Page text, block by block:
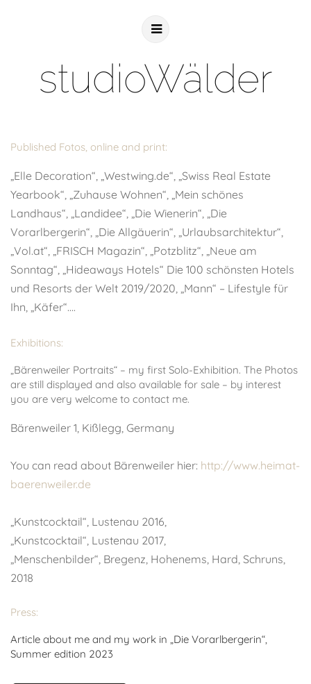
studioWälder
Published Fotos, online and print:
„Elle Decoration“, „Westwing.de“, „Swiss Real Estate
Yearbook“, „Zuhause Wohnen“, „Mein schönes
Landhaus“, „Landidee“, „Die Wienerin“, „Die
Vorarlbergerin“, „Die Allgäuerin“, „Urlaubsarchitektur“,
„Vol.at“, „FRISCH Magazin“, „Potzblitz“, „Neue am
Sonntag“, „Hideaways Hotels“ Die 100 schönsten Hotels
und Resorts der Welt 2019/2020, „Mann“ – Lifestyle für
Ihn, „Käfer“….
Exhibitions:
„Bärenweiler Portraits“ – my first Solo-Exhibition. The Photos
are still displayed and also available for sale – by interest
you are very welcome to contact me.
Bärenweiler 1, Kißlegg, Germany
You can read about Bärenweiler hier: http://www.heimat-
baerenweiler.de
„Kunstcocktail“, Lustenau 2016,
„Kunstcocktail“, Lustenau 2017,
„Menschenbilder“, Bregenz, Hohenems, Hard, Schruns,
2018
Press:
Article about me and my work in „Die Vorarlbergerin“,
Summer edition 2023